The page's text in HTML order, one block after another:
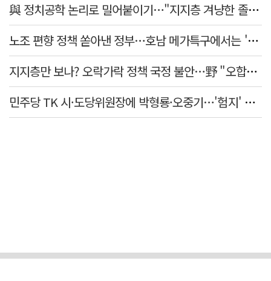
與 정치공학 논리로 밀어붙이기…"지지층 겨냥한 졸속 포퓰리즘 정책"
노조 편향 정책 쏟아낸 정부…호남 메가특구에서는 '반노조'?
지지층만 보나? 오락가락 정책 국정 불안…野 "오합지졸"
민주당 TK 시·도당위원장에 박형룡·오중기…'험지' 총선 이끈다